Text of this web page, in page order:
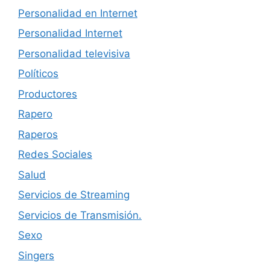
Personalidad en Internet
Personalidad Internet
Personalidad televisiva
Políticos
Productores
Rapero
Raperos
Redes Sociales
Salud
Servicios de Streaming
Servicios de Transmisión.
Sexo
Singers